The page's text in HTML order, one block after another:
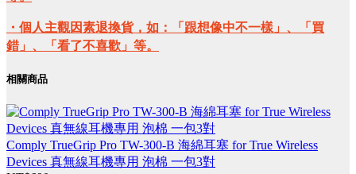
・個人主觀因素退換貨，如：「跟想像中不一樣」、「買
錯」、「看了不喜歡」等。
相關商品
Comply TrueGrip Pro TW-300-B 海綿耳塞 for True Wireless
Devices 真無線耳機專用 泡棉 一包3對